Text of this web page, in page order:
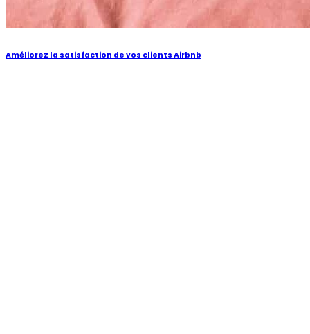
Améliorez la satisfaction de vos clients Airbnb